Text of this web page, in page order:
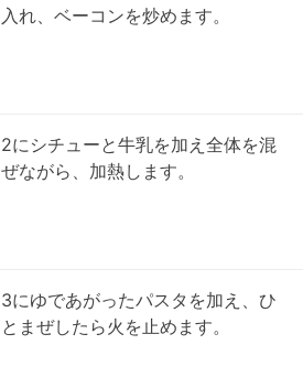
入れ、ベーコンを炒めます。
2にシチューと牛乳を加え全体を混
ぜながら、加熱します。
3にゆであがったパスタを加え、ひ
とまぜしたら火を止めます。